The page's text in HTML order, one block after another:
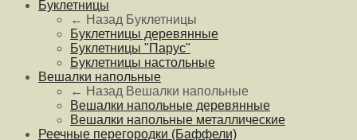
Буклетницы
← Назад Буклетницы
Буклетницы деревянные
Буклетницы "Парус"
Буклетницы настольные
Вешалки напольные
← Назад Вешалки напольные
Вешалки напольные деревянные
Вешалки напольные металлические
Реечные перегородки (Баффели)